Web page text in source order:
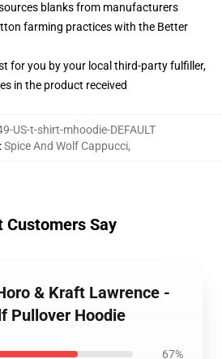
blanks from manufacturers
farming practices with the Better
for you by your local third-party fulfiller,
in the product received
US-t-shirt-mhoodie-DEFAULT
:Spice And Wolf Cappucci,
Customers Say
& Kraft Lawrence -
Pullover Hoodie
67%